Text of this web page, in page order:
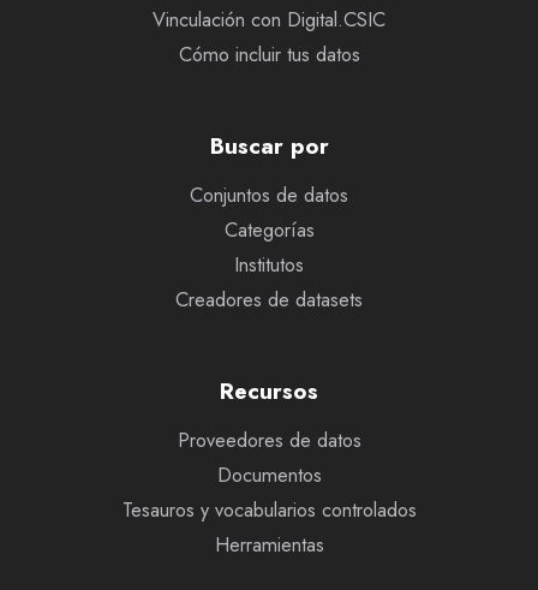
Vinculación con Digital.CSIC
Cómo incluir tus datos
Buscar por
Conjuntos de datos
Categorías
Institutos
Creadores de datasets
Recursos
Proveedores de datos
Documentos
Tesauros y vocabularios controlados
Herramientas